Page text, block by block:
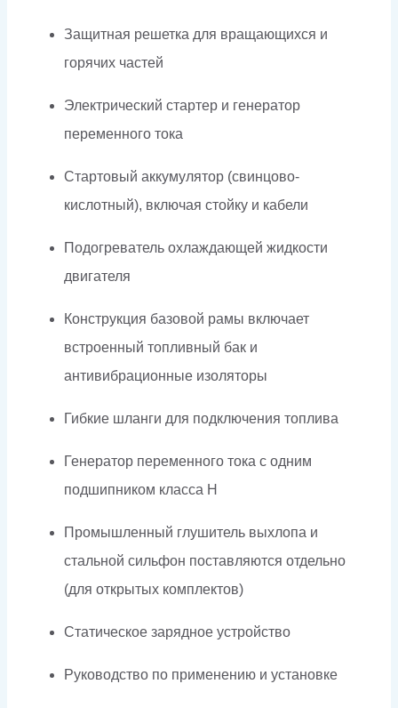
Защитная решетка для вращающихся и
горячих частей
Электрический стартер и генератор
переменного тока
Стартовый аккумулятор (свинцово-
кислотный), включая стойку и кабели
Подогреватель охлаждающей жидкости
двигателя
Конструкция базовой рамы включает
встроенный топливный бак и
антивибрационные изоляторы
Гибкие шланги для подключения топлива
Генератор переменного тока с одним
подшипником класса H
Промышленный глушитель выхлопа и
стальной сильфон поставляются отдельно
(для открытых комплектов)
Статическое зарядное устройство
Руководство по применению и установке